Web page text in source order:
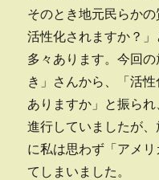
そのとき地元民らか
活性化されますか？
多々あります。今回
き」さんから、「活
ありますか」と振ら
進行していましたが
に私は思わず「アメ
てしまいました。